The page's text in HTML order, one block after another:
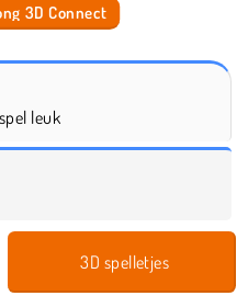
3D Connect
leuk
3D spelletjes